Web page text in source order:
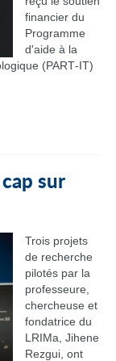
financier du
Programme
d'aide à la
(PART‑IT)
sur
Trois projets
de recherche
pilotés par la
professeure,
chercheuse et
fondatrice du
LRIMa, Jihene
Rezgui, ont